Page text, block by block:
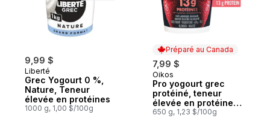
9,99 $
Liberté
Grec Yogourt 0 %,
Nature, Teneur
élevée en protéines
1000 g, 1,00 $/100g
Préparé au Canada
7,99 $
Préparé au Canada
Oikos
Pro yogourt grec
protéiné, teneur
élevée en protéines,
fraises
650 g, 1,23 $/100g